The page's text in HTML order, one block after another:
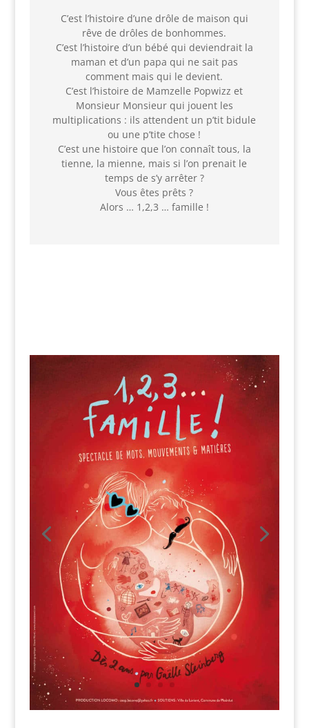
C’est l’histoire d’une drôle de maison qui
rêve de drôles de bonhommes.
C’est l’histoire d’un bébé qui deviendrait la
maman et d’un papa qui ne sait pas
comment mais qui le devient.
C’est l’histoire de Mamzelle Popwizz et
Monsieur Monsieur qui jouent les
multiplications : ils attendent un p’tit bidule
ou une p’tite chose !
C’est une histoire que l’on connaît tous, la
tienne, la mienne, mais si l’on prenait le
temps de s’y arrêter ?
Vous êtes prêts ?
Alors … 1,2,3 … famille !